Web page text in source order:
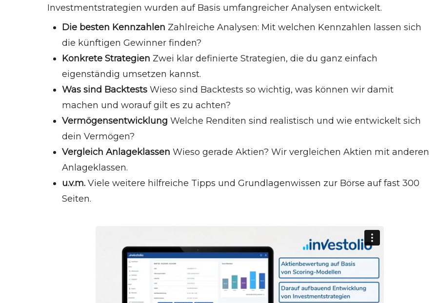
Investmentstrategien wurden auf Basis umfangreicher Analysen entwickelt.
Die besten Kennzahlen Zahlreiche Analysen: Mit welchen Kennzahlen lassen sich
die künftigen Gewinner finden?
Konkrete Strategien Zwei klar definierte Strategien, die du ganz einfach
eigenständig umsetzen kannst.
Was sind Backtests Wieso sind Backtests so wichtig, was können wir damit
machen und worauf gilt es zu achten?
Vermögensentwicklung Welche Renditen sind realistisch und wie entwickelt sich
dein Vermögen?
Vergleich Anlageklassen Wieso gerade Aktien? Wir vergleichen Aktien mit anderen
Anlageklassen.
u.v.m. Viele weitere hilfreiche Tipps und Grundlagenwissen zur Börse auf fast 300
Seiten.